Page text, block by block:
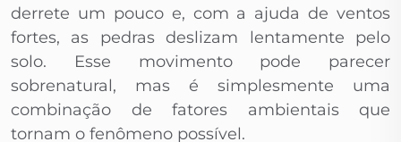
derrete um pouco e, com a ajuda de ventos
fortes, as pedras deslizam lentamente pelo
solo. Esse movimento pode parecer
sobrenatural, mas é simplesmente uma
combinação de fatores ambientais que
tornam o fenômeno possível.